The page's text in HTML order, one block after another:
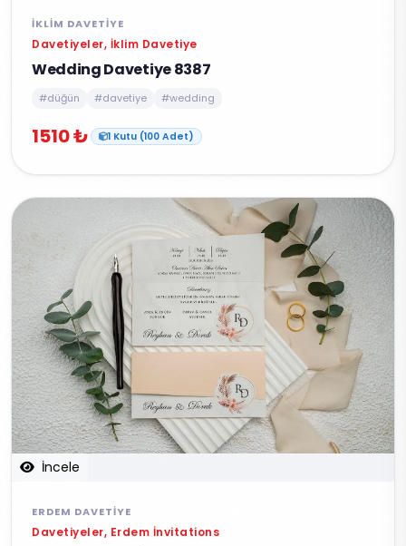
İKLIM DAVETIYE
Davetiyeler, İklim Davetiye
Wedding Davetiye 8387
#düğün #davetiye #wedding
1510 ₺ 1 Kutu (100 Adet)
İncele
ERDEM DAVETIYE
Davetiyeler, Erdem İnvitations